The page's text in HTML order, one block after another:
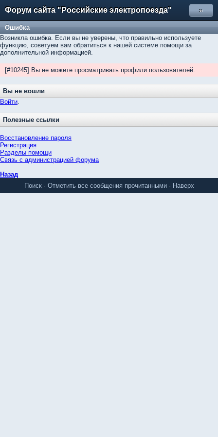
Форум сайта "Российские электропоезда" »
Ошибка
Возникла ошибка. Если вы не уверены, что правильно используете
функцию, советуем вам обратиться к нашей системе помощи за
дополнительной информацией.
[#10245] Вы не можете просматривать профили пользователей.
Вы не вошли
Войти.
Полезные ссылки
Восстановление пароля
Регистрация
Разделы помощи
Связь с администрацией форума
Назад
Поиск· Отметить все сообщения прочитанными· Наверх